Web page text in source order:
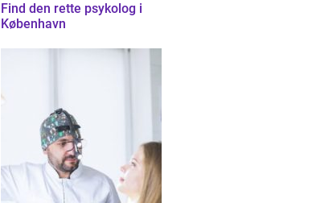
Find den rette psykolog i
København